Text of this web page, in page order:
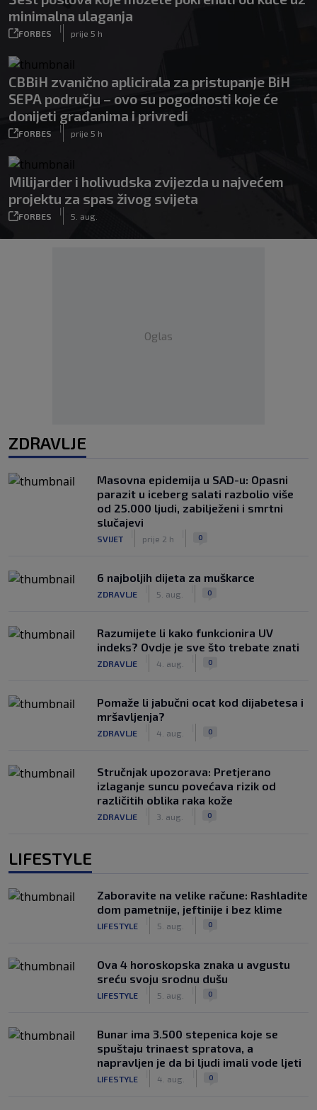
minimalna ulaganja
FORBES
|
prije 5 h
CBBiH zvanično aplicirala za pristupanje BiH
SEPA području – ovo su pogodnosti koje će
donijeti građanima i privredi
FORBES
|
prije 5 h
Milijarder i holivudska zvijezda u najvećem
projektu za spas živog svijeta
FORBES
|
5. aug.
Oglas
ZDRAVLJE
Masovna epidemija u SAD-u: Opasni
parazit u iceberg salati razbolio više
od 25.000 ljudi, zabilježeni i smrtni
slučajevi
SVIJET prije 2 h 0
6 najboljih dijeta za muškarce
ZDRAVLJE 5. aug. 0
Razumijete li kako funkcionira UV
indeks? Ovdje je sve što trebate znati
ZDRAVLJE 4. aug. 0
Pomaže li jabučni ocat kod dijabetesa i
mršavljenja?
ZDRAVLJE 4. aug. 0
Stručnjak upozorava: Pretjerano
izlaganje suncu povećava rizik od
različitih oblika raka kože
ZDRAVLJE 3. aug. 0
LIFESTYLE
Zaboravite na velike račune: Rashladite
dom pametnije, jeftinije i bez klime
LIFESTYLE 5. aug. 0
Ova 4 horoskopska znaka u avgustu
sreću svoju srodnu dušu
LIFESTYLE 5. aug. 0
Bunar imа 3.500 stepenica koje se
spuštaju trinaest spratova, a
napravljen je da bi ljudi imali vode ljeti
LIFESTYLE 4. aug. 0